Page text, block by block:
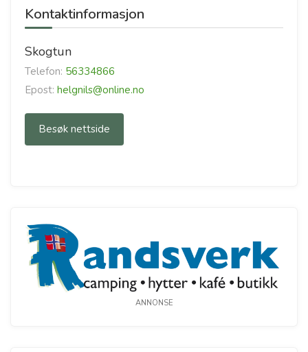
Kontaktinformasjon
Skogtun
Telefon: 56334866
Epost: helgnils@online.no
Besøk nettside
ANNONSE